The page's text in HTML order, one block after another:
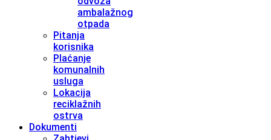
ambalažnog
otpada
Pitanja
korisnika
Plaćanje
komunalnih
usluga
Lokacija
reciklažnih
ostrva
Dokumenti